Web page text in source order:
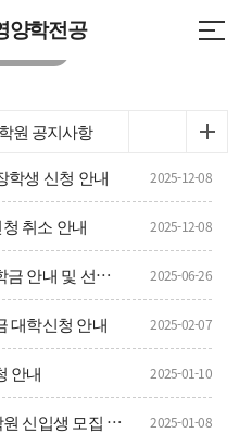
양학전공
원 공지사항
학생 신청 안내
2025-12-08
취소 안내 2025-12-08
2025학년도 2학기 성적우수장학금 안내 및 선발을 위한 토익성적 제출 2025-06-26
대학신청 안내 2025-02-07
안내 2025-01-10
2025학년도 전기 추가 일반대학원 신입생 모집 안내 2025-01-08